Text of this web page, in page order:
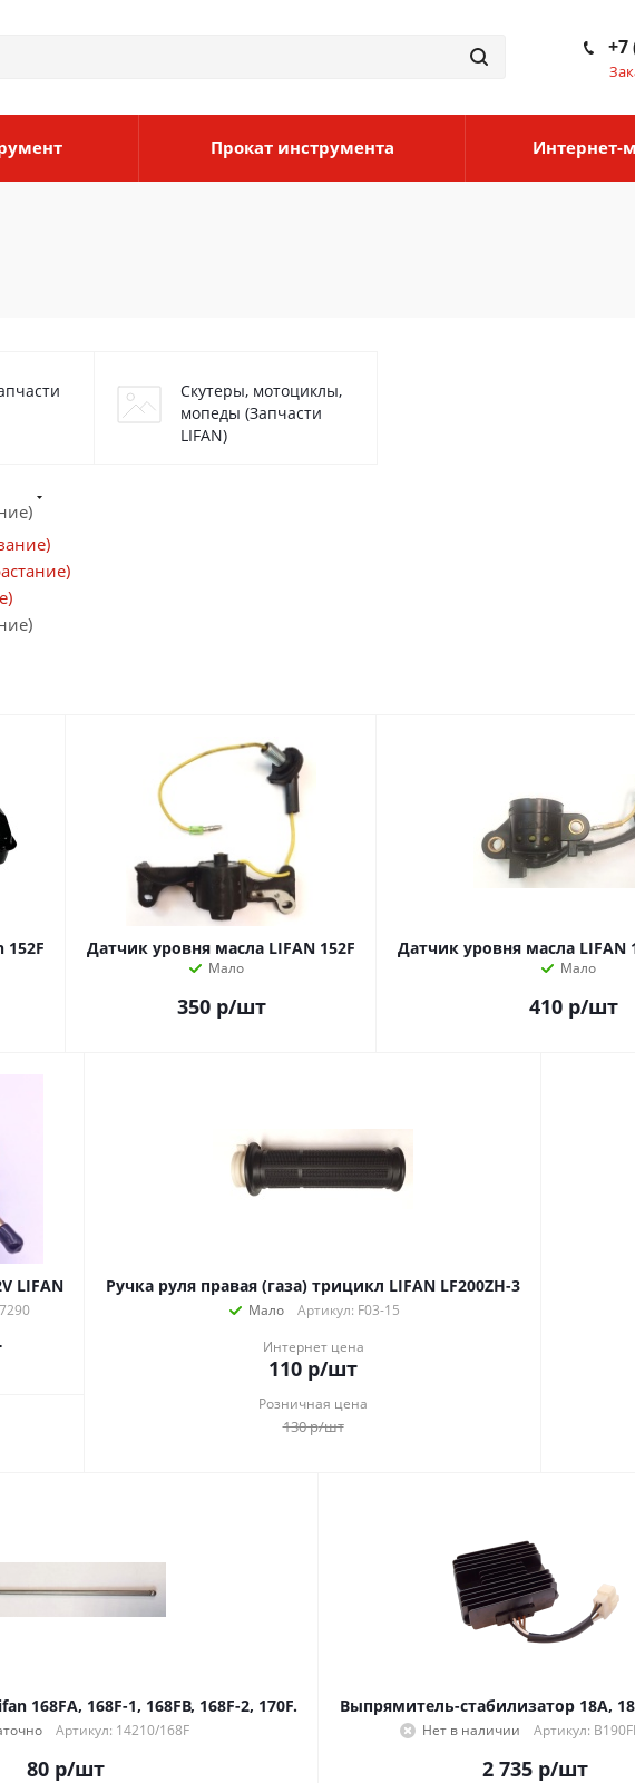
+7
Прокат инструмента Интернет-
Скутеры, мотоциклы,
мопеды (Запчасти
LIFAN)
Датчик уровня масла LIFAN 152F
Мало
350р/шт
Датчик уровня масла LIFAN
Мало
410р/шт
LIFAN Ручка руля правая (газа) трицикл LIFAN LF200ZH-3
Мало
Артикул: F03-15
Интернет цена
110 р/шт
Розничная цена
130р/шт
168FA, 168F-1, 168FB, 168F-2, 170F.
Артикул: 14210/168F
80 р/шт
Выпрямитель-стабилизатор 18А,
Нет в наличии Артикул:
2 735 р/шт